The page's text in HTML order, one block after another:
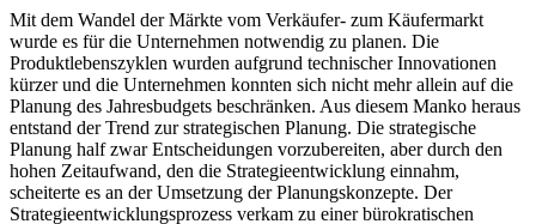
Mit dem Wandel der Märkte vom Verkäufer- zum Käufermarkt
wurde es für die Unternehmen notwendig zu planen. Die
Produktlebenszyklen wurden aufgrund technischer Innovationen
kürzer und die Unternehmen konnten sich nicht mehr allein auf die
Planung des Jahresbudgets beschränken. Aus diesem Manko heraus
entstand der Trend zur strategischen Planung. Die strategische
Planung half zwar Entscheidungen vorzubereiten, aber durch den
hohen Zeitaufwand, den die Strategieentwicklung einnahm,
scheiterte es an der Umsetzung der Planungskonzepte. Der
Strategieentwicklungsprozess verkam zu einer bürokratischen